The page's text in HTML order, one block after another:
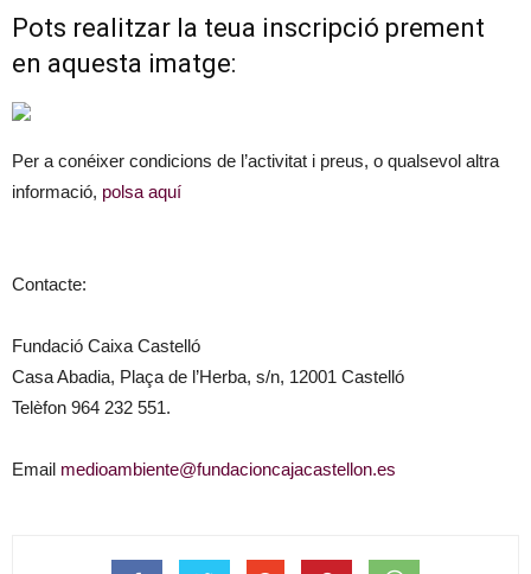
Pots realitzar la teua inscripció prement
en aquesta imatge:
Per a conéixer condicions de l’activitat i preus, o qualsevol altra
informació, polsa aquí
Contacte:
Fundació Caixa Castelló
Casa Abadia, Plaça de l’Herba, s/n, 12001 Castelló
Telèfon 964 232 551.
Email medioambiente@fundacioncajacastellon.es